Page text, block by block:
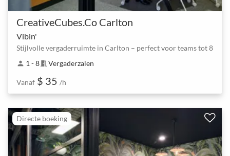
CreativeCubes.Co Carlton
Vibin'
Stijlvolle vergaderruimte in Carlton – perfect voor teams tot 8
person 1 - 8meeting_room Vergaderzalen
Vanaf $ 35 /h
Directe boeking